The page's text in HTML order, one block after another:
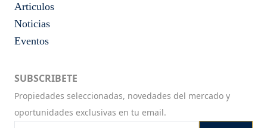
Articulos
Noticias
Eventos
SUBSCRIBETE
Propiedades seleccionadas, novedades del mercado y
oportunidades exclusivas en tu email.